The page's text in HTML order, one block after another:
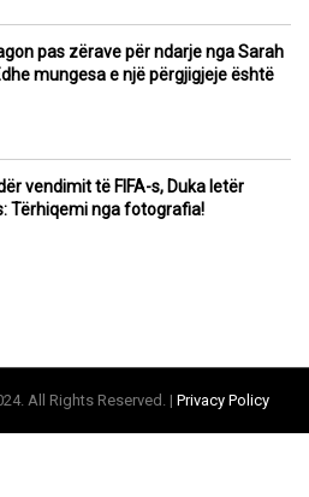
pas zërave për ndarje nga Sarah
mungesa e një përgjigjeje është
vendimit të FIFA-s, Duka letër
Tërhiqemi nga fotografia!
All Rights Reserved. | Privacy Policy